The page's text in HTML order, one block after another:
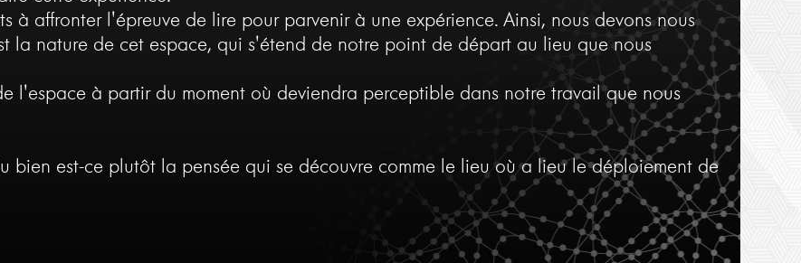
à affronter l'épreuve de lire pour parvenir à une expérience. Ainsi, nous devons nous
la nature de cet espace, qui s'étend de notre point de départ au lieu que nous
l'espace à partir du moment où deviendra perceptible dans notre travail que nous
bien est-ce plutôt la pensée qui se découvre comme le lieu où a lieu le déploiement de